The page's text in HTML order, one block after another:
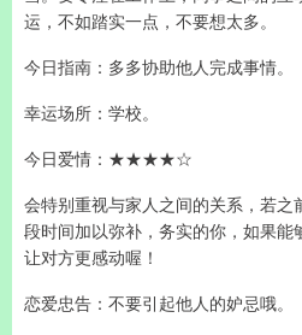
运，不如踏实一点，不要想太多。
今日指南：多多协助他人完成事情。
幸运场所：学校。
今日爱情：★★★★☆
会特别重视与家人之间的关系，若
段时间加以弥补，务实的你，如果能
让对方更感动喔！
恋爱忠告：不要引起他人的妒忌哦。